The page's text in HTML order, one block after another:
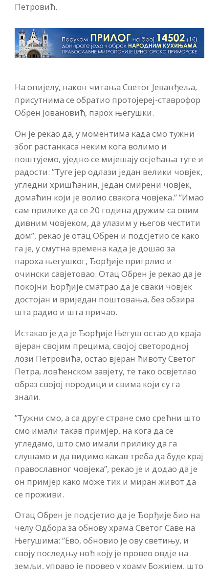
Петровић.
На опијелу, након читања Светог Јеванђеља,
присутнима се обратио протојереј-ставрофор
Обрен Јовановић, парох његушки.
Он је рекао да, у моментима када смо тужни
због растанкаса неким кога волимо и
поштујемо, уједно се мијешају осјећања туге и
радости: ”Туге јер одлази један велики човјек,
угледни хришћанин, један смирени човјек,
домаћин који је волио свакога човјека.” ”Имао
сам прилике да се 20 година дружим са овим
дивним човјеком, да улазим у његов честити
дом”, рекао је отац Обрен и подсјетио се како
га је, у смутна времена када је дошао за
пароха његушког, Ђорђије пригрлио и
очински савјетовао. Отац Обрен је рекао да је
покојни Ђорђије сматрао да је сваки човјек
достојан и вриједан поштовања, без обзира
шта радио и шта причао.
Истакао је да је Ђорђије Његуш остао до краја
вјеран својим прецима, својој светородној
лози Петровића, остао вјеран ћивоту Светог
Петра, ловћенском завјету, те тако освјетлао
образ својој породици и свима који су га
знали.
”Тужни смо, а са друге стране смо срећни што
смо имали такав примјер, на кога да се
угледамо, што смо имали прилику да га
слушамо и да видимо какав треба да буде крај
православног човјека”, рекао је и додао да је
он примјер како може тих и миран живот да
се проживи.
Отац Обрен је подсјетио да је Ђорђије био на
челу Одбора за обнову храма Светог Саве на
Његушима: ”Ево, обновио је ову светињу, и
своју последњу ноћ коју је провео овдје на
земљи, управо је провео у храму Божијем, што